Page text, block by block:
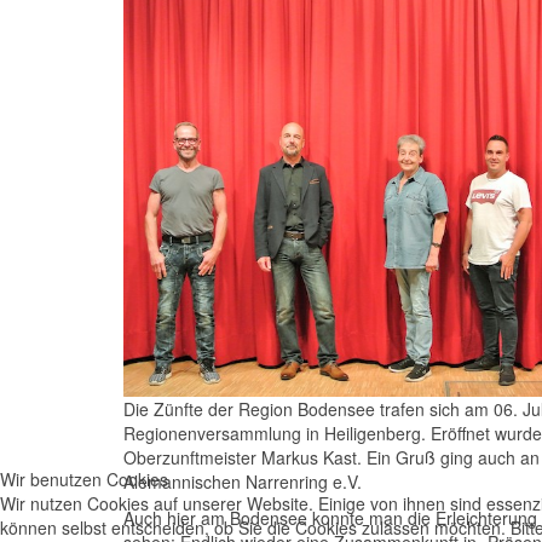
Die Zünfte der Region Bodensee trafen sich am 06.
Regionenversammlung in Heiligenberg. Eröffnet
Oberzunftmeister Markus Kast. Ein Gruß ging auch
Alemannischen Narrenring e.V.
Auch hier am Bodensee konnte man die
Wir benutzen Cookies
Wir nutzen Cookies auf unserer Website. Einige von ihnen sind
können selbst entscheiden, ob Sie die Cookies zulassen möchten.